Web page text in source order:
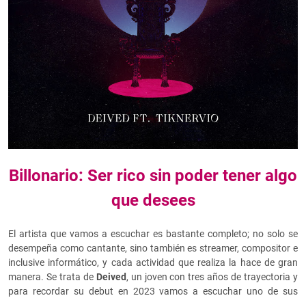
Billonario: Ser rico sin poder tener algo
que desees
El artista que vamos a escuchar es bastante completo; no solo se
desempeña como cantante, sino también es streamer, compositor e
inclusive informático, y cada actividad que realiza la hace de gran
manera. Se trata de Deived, un joven con tres años de trayectoria y
para recordar su debut en 2023 vamos a escuchar uno de sus